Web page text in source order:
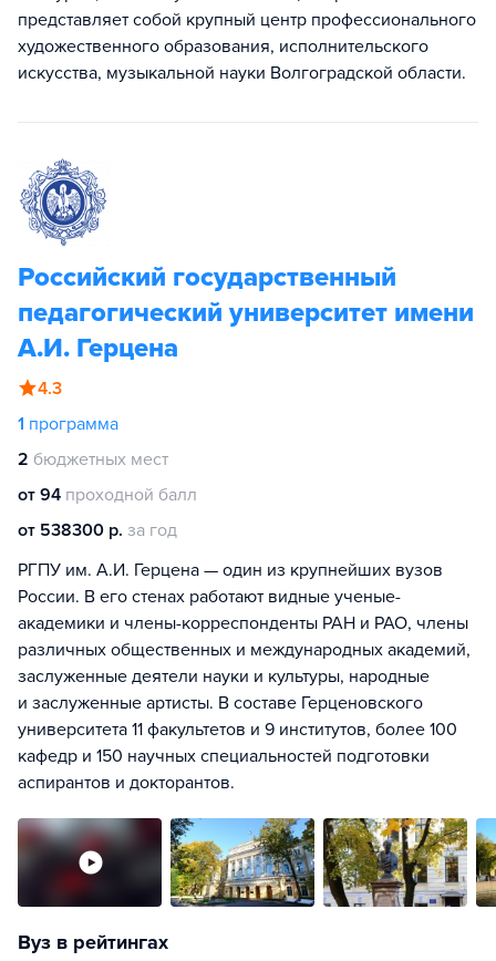
представляет собой крупный центр профессионального
художественного образования, исполнительского
искусства, музыкальной науки Волгоградской области.
Российский государственный
педагогический университет имени
А.И. Герцена
4.3
1 программа
2 бюджетных мест
от 94 проходной балл
от 538300 р. за год
РГПУ им. А.И. Герцена — один из крупнейших вузов
России. В его стенах работают видные ученые-
академики и члены-корреспонденты РАН и РАО, члены
различных общественных и международных академий,
заслуженные деятели науки и культуры, народные
и заслуженные артисты. В составе Герценовского
университета 11 факультетов и 9 институтов, более 100
кафедр и 150 научных специальностей подготовки
аспирантов и докторантов.
Вуз в рейтингах